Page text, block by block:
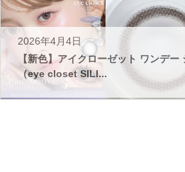
2026年4月4日
【新色】アイクローゼット ワンデ
（eye closet SILI...